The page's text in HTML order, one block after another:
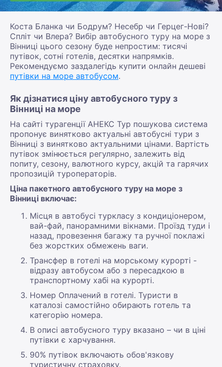
Коста Бланка чи Бодрум? Несебр чи Герцег-Нові?
Спліт чи Влера? Вибір автобусного туру на море з
Вінниці цього сезону буде непростим: тисячі
путівок, сотні готелів, десятки напрямків.
Рекомендуємо заздалегідь купити онлайн дешеві
путівки на море автобусом.
Як дізнатися ціну автобусного туру з
Вінниці на море
На сайті турагенції АНЕКС Тур пошукова система
пропонує винятково актуальні автобусні тури з
Вінниці з винятково актуальними цінами. Вартість
путівок змінюється регулярно, залежить від
попиту, сезону, валютного курсу, акцій та гарячих
пропозицій туроператорів.
Ціна пакетного автобусного туру на море з
Вінниці включає:
Місця в автобусі туркласу з кондиціонером,
вай-фай, панорамними вікнами. Проїзд туди і
назад, провезення багажу та ручної поклажі
без жорстких обмежень ваги.
Трансфер в готелі на морському курорті -
відразу автобусом або з пересадкою в
транспортному хабі на курорті.
Номер Оплачений в готелі. Туристи в
каталозі самостійно обирають готель та
категорію номера.
В описі автобусного туру вказано – чи в ціні
путівки є харчування.
90% путівок включають обов'язкову
туристичну страховку.